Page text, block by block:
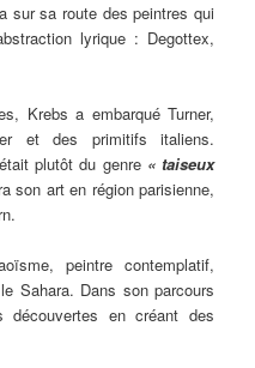
sur sa route des peintres qui
lyrique : Degottex,
Krebs a embarqué Turner,
et des primitifs italiens.
plutôt du genre « taiseux
son art en région parisienne,
peintre contemplatif,
Sahara. Dans son parcours
découvertes en créant des